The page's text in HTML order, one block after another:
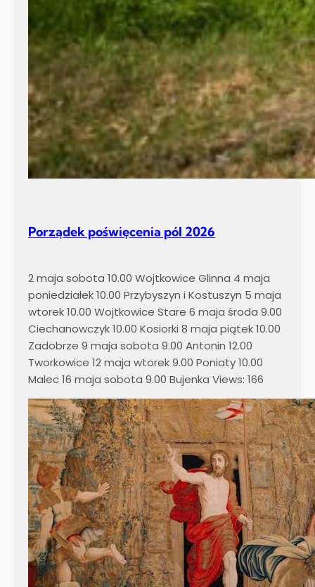
Porządek poświęcenia pól 2026
2 maja sobota 10.00 Wojtkowice Glinna 4 maja
poniedziałek 10.00 Przybyszyn i Kostuszyn 5 maja
wtorek 10.00 Wojtkowice Stare 6 maja środa 9.00
Ciechanowczyk 10.00 Kosiorki 8 maja piątek 10.00
Zadobrze 9 maja sobota 9.00 Antonin 12.00
Tworkowice 12 maja wtorek 9.00 Poniaty 10.00
Malec 16 maja sobota 9.00 Bujenka Views: 166